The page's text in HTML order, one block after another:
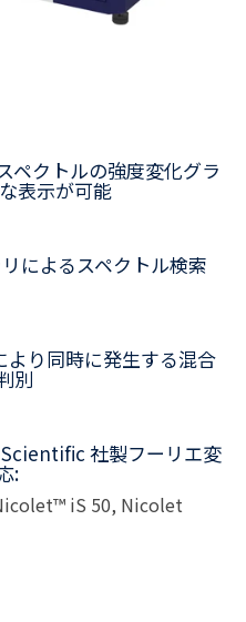
ペクトルの強度変化グラ
表示が可能
によるスペクトル検索
り同時に発生する混合
別
社製フーリエ変
:
iS 50, Nicolet